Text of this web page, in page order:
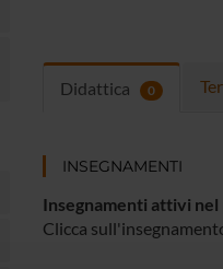
Didattica 0
INSEGNAMENTI
Insegnamenti attivi
Clicca